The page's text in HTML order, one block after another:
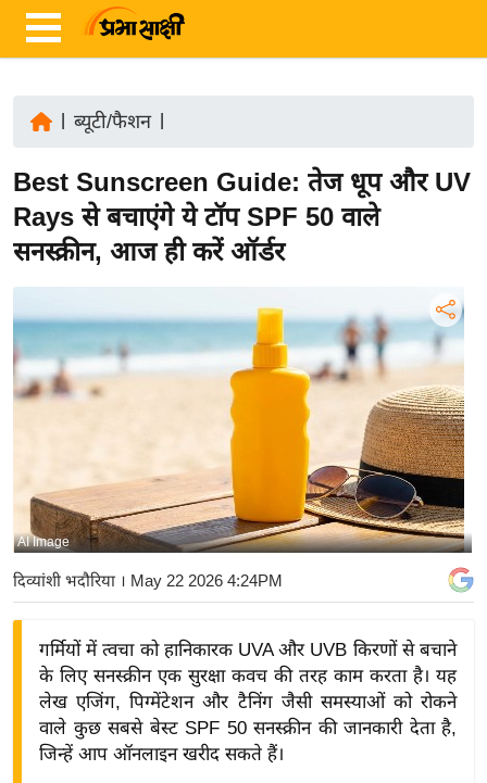
ज़ा
ख
र
ष्ट्री
य
अं
य
बि
ज़
ने
द्यो
ब्यूटी/फैशन|
Best Sunscreen Guide: तेज धूप और UV
Rays से बचाएंगे ये टॉप SPF 50 वाले
सनस्क्रीन, आज ही करें ऑर्डर
AI Image
दिव्यांशी भदौरिया । May 22 2026 4:24PM
गर्मियों में त्वचा को हानिकारक UVA और UVB किरणों से बचाने
के लिए सनस्क्रीन एक सुरक्षा कवच की तरह काम करता है। यह
लेख एजिंग, पिग्मेंटेशन और टैनिंग जैसी समस्याओं को रोकने
वाले कुछ सबसे बेस्ट SPF 50 सनस्क्रीन की जानकारी देता है,
जिन्हें आप ऑनलाइन खरीद सकते हैं।